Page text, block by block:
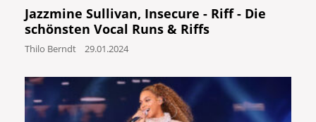
Jazzmine Sullivan, Insecure - Riff - Die
schönsten Vocal Runs & Riffs
Thilo Berndt 29.01.2024